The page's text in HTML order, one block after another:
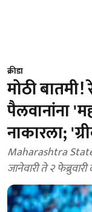
क्रीडा
मोठी
पैलवानांना
नाकारला;
Maharashtra
जानेवारी ते २